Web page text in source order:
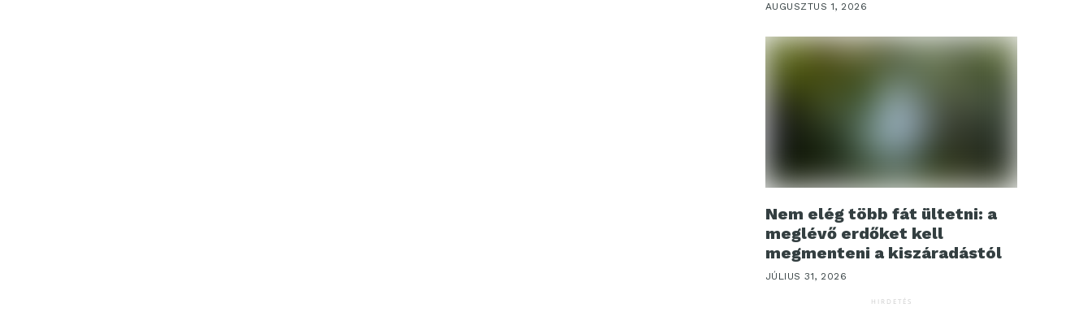
AUGUSZTUS 1, 2026
Nem elég több fát ültetni: a
meglévő erdőket kell
megmenteni a kiszáradástól
JÚLIUS 31, 2026
HIRDETÉS